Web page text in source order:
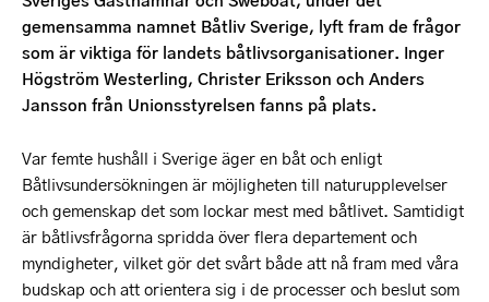
gemensamma namnet Båtliv Sverige, lyft fram de frågor
som är viktiga för landets båtlivsorganisationer. Inger
Högström Westerling, Christer Eriksson och Anders
Jansson från Unionsstyrelsen fanns på plats.
Var femte hushåll i Sverige äger en båt och enligt
Båtlivsundersökningen är möjligheten till naturupplevelser
och gemenskap det som lockar mest med båtlivet. Samtidigt
är båtlivsfrågorna spridda över flera departement och
myndigheter, vilket gör det svårt både att nå fram med våra
budskap och att orientera sig i de processer och beslut som